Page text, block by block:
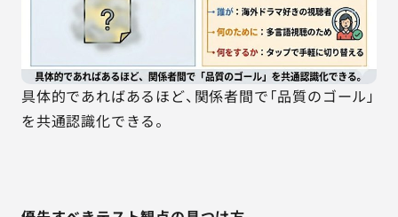
具体的であればあるほど、関係者間で「品質のゴール」
を共通認識化できる。